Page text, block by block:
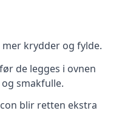
krydder og fylde.
de legges i ovnen
smakfulle.
blir retten ekstra